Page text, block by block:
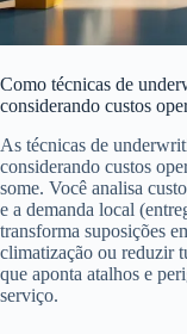
Como técnicas de
considerando custos
As técnicas de
considerando custos
some. Você analisa
e a demanda local
transforma suposições
climatização ou reduzir
que aponta atalhos e
serviço.